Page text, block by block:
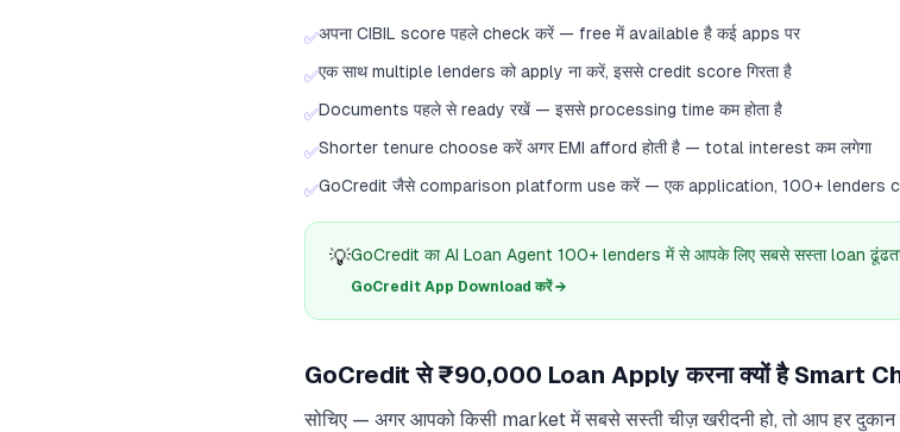
✅अपना CIBIL score पहले check करें — free में available है कई apps पर
✅एक साथ multiple lenders को apply ना करें, इससे credit score गिरता है
✅Documents पहले से ready रखें — इससे processing time कम होता है
✅Shorter tenure choose करें अगर EMI afford होती है — total interest कम लगेगा
✅GoCredit जैसे comparison platform use करें — एक application, 100+ lenders
💡GoCredit का AI Loan Agent 100+ lenders में से आपके लिए सबसे सस्ता loan
GoCredit App Download करें →
GoCredit से ₹90,000 Loan Apply करना क्यों है Smart
सोचिए — अगर आपको किसी market में सबसे सस्ती चीज़ खरीदनी हो, तो आप हर